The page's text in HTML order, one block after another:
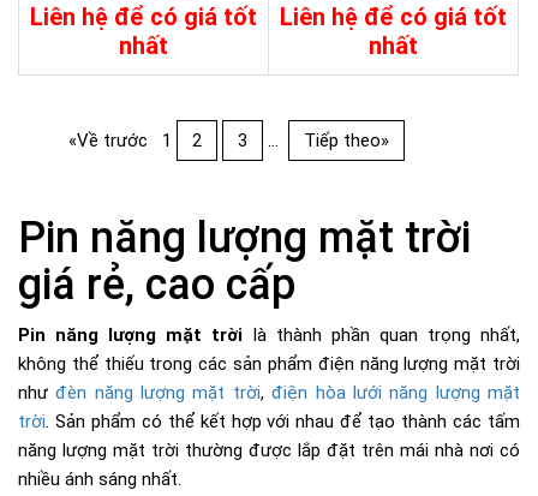
Liên hệ để có giá tốt
nhất
Liên hệ để có giá tốt
nhất
«Về trước 1 2 3 ... Tiếp theo»
Pin năng lượng mặt trời
giá rẻ, cao cấp
Pin năng lượng mặt trời là thành phần quan trọng nhất,
không thể thiếu trong các sản phẩm điện năng lượng mặt trời
nhưđèn năng lượng mặt trời,điện hòa lưới năng lượng mặt
trời. Sản phẩm có thể kết hợp với nhau để tạo thành các tấm
năng lượng mặt trời thường được lắp đặt trên mái nhà nơi có
nhiều ánh sáng nhất.